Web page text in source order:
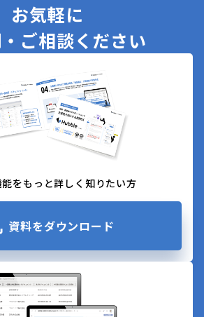
お気軽に
ご相談ください
をもっと詳しく知りたい方
資料をダウンロード